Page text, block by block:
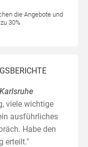
die Angebote und
30%
viele wichtige
ausführliches
Habe den
erteilt."